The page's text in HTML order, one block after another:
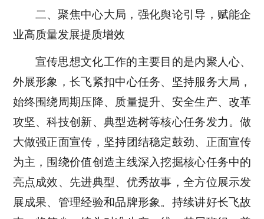
二、聚焦中心大局，强化舆论引导，赋能企
业高质量发展提质增效
宣传思想文化工作的主要目的是内聚人心、
外展形象，长飞紧扣中心任务、坚持服务大局，
始终围绕周期压降、质量提升、安全生产、改革
攻坚、科技创新、典型选树等核心任务发力。做
大做强正面宣传，坚持团结稳定鼓劲、正面宣传
为主，围绕价值创造主线深入挖掘核心任务中的
亮点成效、先进典型、优秀故事，全方位展示发
展成果、管理经验和品牌形象。持续讲好长飞故